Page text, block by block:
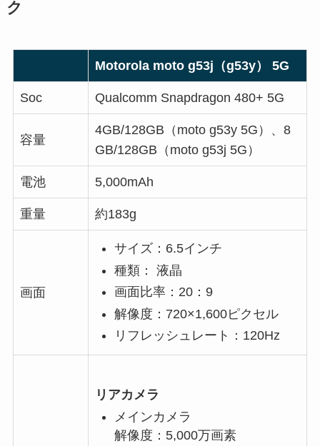
ク
Motorola moto g53j（g53y） 5G
Soc Qualcomm Snapdragon 480+ 5G
容量
4GB/128GB（moto g53y 5G）、8
GB/128GB（moto g53j 5G）
電池 5,000mAh
重量 約183g
画面
サイズ：6.5インチ
種類： 液晶
画面比率：20：9
解像度：720×1,600ピクセル
リフレッシュレート：120Hz
リアカメラ
メインカメラ
解像度：5,000万画素